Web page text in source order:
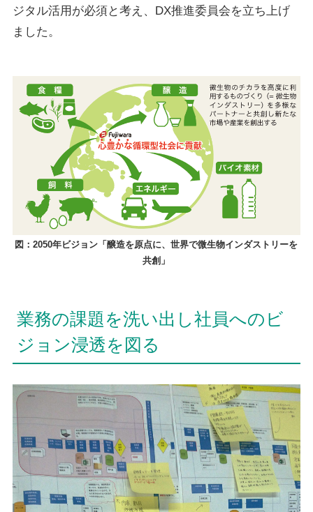
ジタル活用が必須と考え、DX推進委員会を立ち上げ
ました。
図：2050年ビジョン「醸造を原点に、世界で微生物インダストリーを
共創」
業務の課題を洗い出し社員へのビ
ジョン浸透を図る